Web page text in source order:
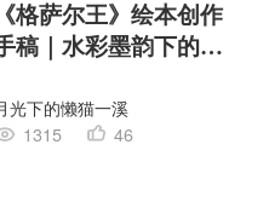
《格萨尔王》绘本创作
稿｜水彩墨韵下的史
光下的懒猫一溪
1315
46